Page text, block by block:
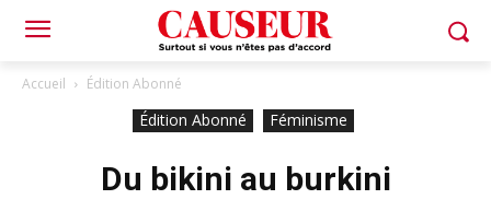
Accueil Édition Abonné
Édition Abonné Féminisme
Du bikini au burkini